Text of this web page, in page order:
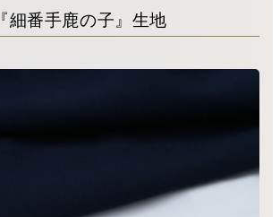
『細番手鹿の子』生地